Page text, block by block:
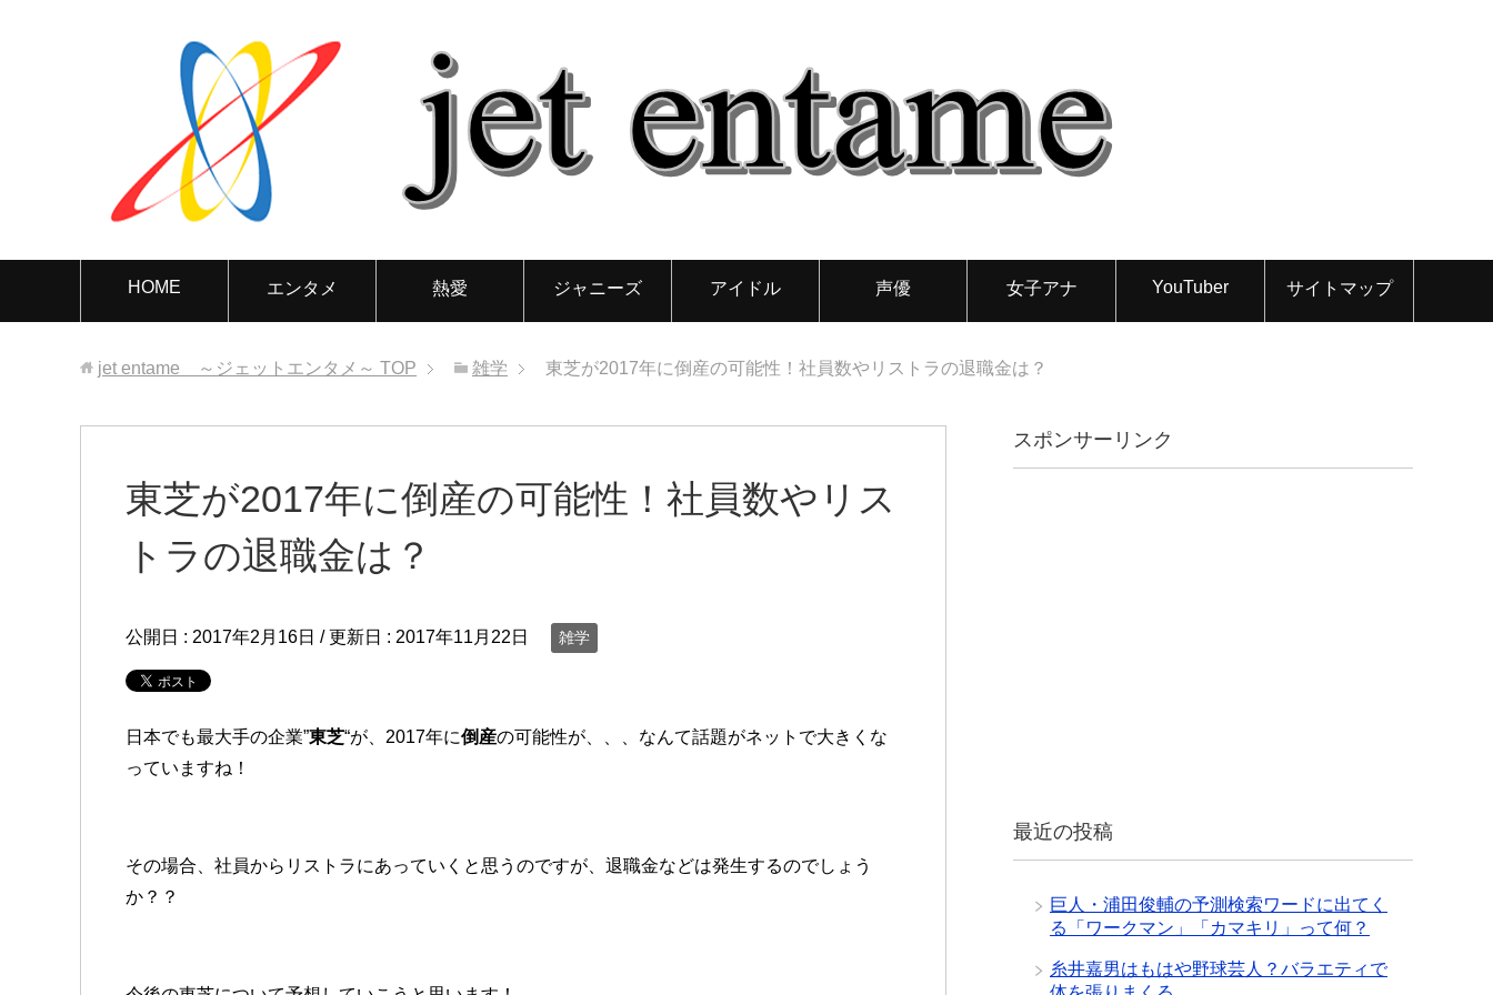
HOME エンタメ 熱愛 ジャニーズ アイドル 声優 女子アナ YouTuber サイトマップ
jet entame ～ジェットエンタメ～ TOP 雑学 東芝が2017年に倒産の可能性！社員数やリストラの退職金は？
東芝が2017年に倒産の可能性！社員数やリス
トラの退職金は？
公開日 : 2017年2月16日 / 更新日 : 2017年11月22日 雑学
日本でも最大手の企業”東芝“が、2017年に倒産の可能性が、、、なんて話題がネットで大きくな
っていますね！
その場合、社員からリストラにあっていくと思うのですが、退職金などは発生するのでしょう
か？？
スポンサーリンク
最近の投稿
巨人・浦田俊輔の予測検索ワードに出てく
る「ワークマン」「カマキリ」って何？
糸井嘉男はもはや野球芸人？バラエティで